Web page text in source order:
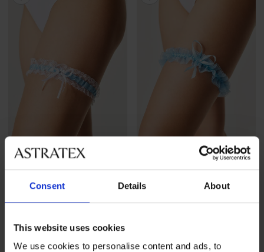
Consent Details About
This website uses cookies
We use cookies to personalise content and ads, to
2+1 ΔΩΡΕΑΝ
Καλτσοδέτα Prague
13,99 €προσφορά 2+1
Καλτσοδέτα Monaco μπλε
6,89 €προσφορά 2+1